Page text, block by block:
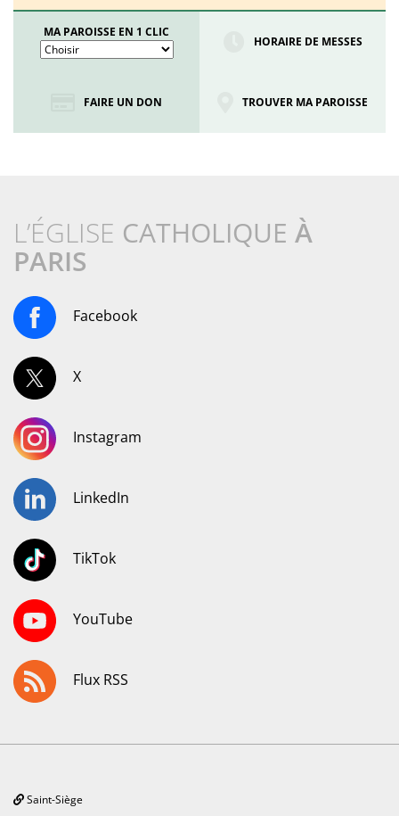
MA PAROISSE EN 1 CLIC
HORAIRE DE MESSES
FAIRE UN DON TROUVER MA PAROISSE
L’ÉGLISE CATHOLIQUE À
PARIS
Facebook
X
Instagram
LinkedIn
TikTok
YouTube
Flux RSS
Saint-Siège